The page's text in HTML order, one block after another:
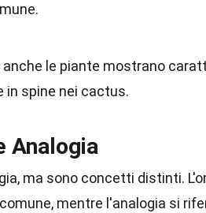
anche le piante mostrano
in spine nei cactus.
Analogia
ma sono concetti distinti.
mentre l'analogia si